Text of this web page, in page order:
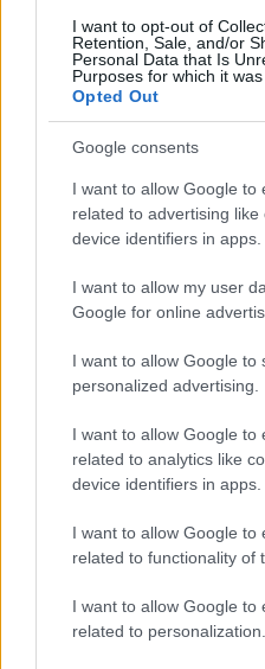
I want to opt-out of
Retention, Sale, and/or
Personal Data that Is
Purposes for which it was
Opted Out
Google consents
I want to allow Google to
related to advertising
device identifiers in apps.
I want to allow my user
Google for online
I want to allow Google to
personalized advertising.
I want to allow Google to
related to analytics like
device identifiers in apps.
I want to allow Google to
related to functionality of
I want to allow Google to
related to personalization.